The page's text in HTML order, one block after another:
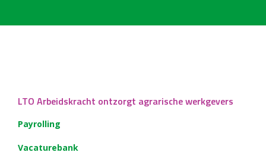
LTO Arbeidskracht ontzorgt agrarische werkgevers
Payrolling
Vacaturebank